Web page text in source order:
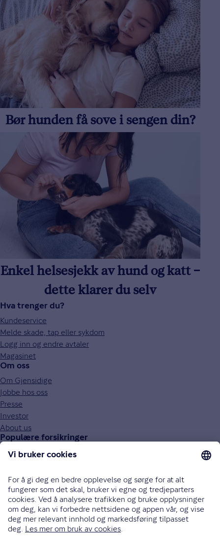
Bør hunden få sove i sengen din?
Enkel helsesjekk av hund og katt –
dette klarer du selv
Hva trenger du?
Kundeservice
Melde skade, tap eller sykdom
Logg inn og endre avtaler
Magasinet
Om oss
Om Gjensidige
Jobbe hos oss
Presse
Investor
About us
Populære forsikringer
Bilforsikring
Innboforsikring
Husforsikring
Livsforsikring
Barneforsikring
Alle forsikringer
915 03 100